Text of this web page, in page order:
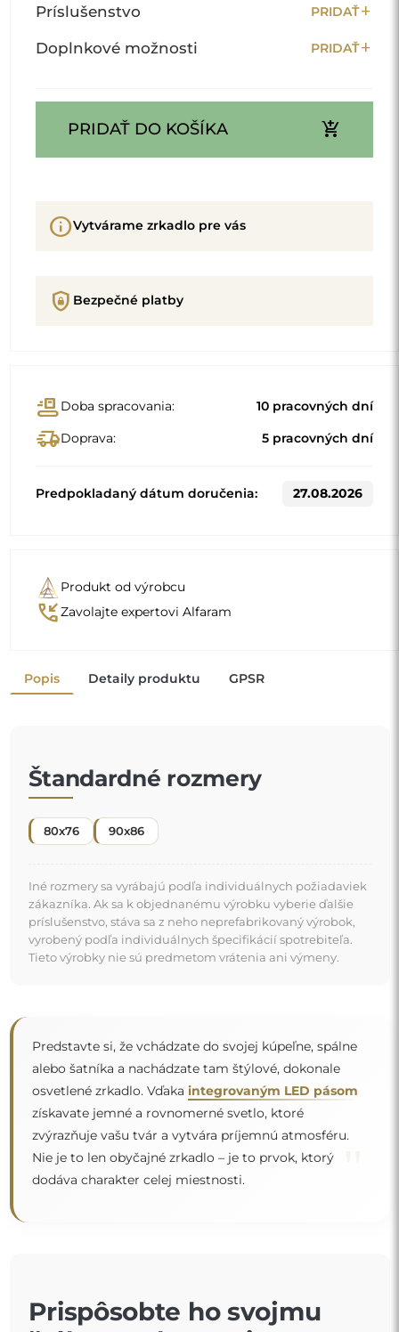
Príslušenstvo PRIDAŤadd
Doplnkové možnosti PRIDAŤadd
PRIDAŤ DO KOŠÍKA add_shopping_cart
infoVytvárame zrkadlo pre vás
shield_lock Bezpečné platby
conveyor_beltDoba spracovania: 10 pracovných dní
delivery_truck_speedDoprava: 5 pracovných dní
Predpokladaný dátum doručenia: 27.08.2026
Produkt od výrobcu
phone_callbackZavolajte expertovi Alfaram
Popis Detaily produktu GPSR
Štandardné rozmery
80x76 90x86
Iné rozmery sa vyrábajú podľa individuálnych požiadaviek
zákazníka. Ak sa k objednanému výrobku vyberie ďalšie
príslušenstvo, stáva sa z neho neprefabrikovaný výrobok,
vyrobený podľa individuálnych špecifikácií spotrebiteľa.
Tieto výrobky nie sú predmetom vrátenia ani výmeny.
Predstavte si, že vchádzate do svojej kúpeľne, spálne
alebo šatníka a nachádzate tam štýlové, dokonale
osvetlené zrkadlo. Vďaka integrovaným LED pásom
získavate jemné a rovnomerné svetlo, ktoré
zvýrazňuje vašu tvár a vytvára príjemnú atmosféru.
Nie je to len obyčajné zrkadlo – je to prvok, ktorý
dodáva charakter celej miestnosti.
Prispôsobte ho svojmu